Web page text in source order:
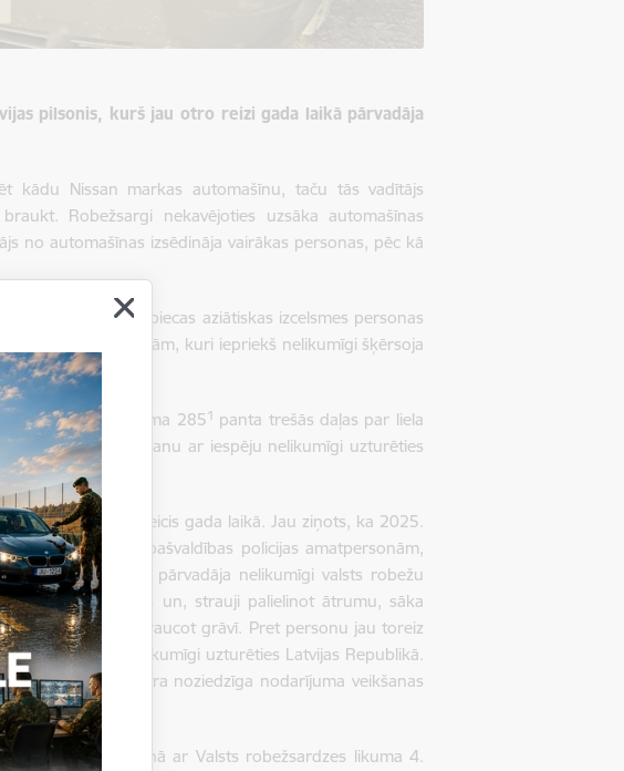
pilsonis, kurš jau otro reizi gada laikā pārvadāja
kādu Nissan markas automašīnu, taču tās vadītājs
Robežsargi nekavējoties uzsāka automašīnas
no automašīnas izsēdināja vairākas personas, pēc kā
konstatēja piecas aziātiskas izcelsmes personas
uzturēšanās atļaujām, kuri iepriekš nelikumīgi šķērsoja
pēc Krimināllikuma 2851 panta trešās daļas par liela
nodrošināšanu ar iespēju nelikumīgi uzturēties
ko viņš ir veicis gada laikā. Jau ziņots, ka 2025.
novada pašvaldības policijas amatpersonām,
personu, kas pārvadāja nelikumīgi valsts robežu
atstāties un, strauji palielinot ātrumu, sāka
no ceļa, iebraucot grāvī. Pret personu jau toreiz
ar iespēju nelikumīgi uzturēties Latvijas Republikā.
bet otra noziedzīga nodarījuma veikšanas
nauda.
saskaņā ar Valsts robežsardzes likuma 4.